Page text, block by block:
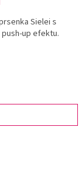
Sielei s
up efektu.